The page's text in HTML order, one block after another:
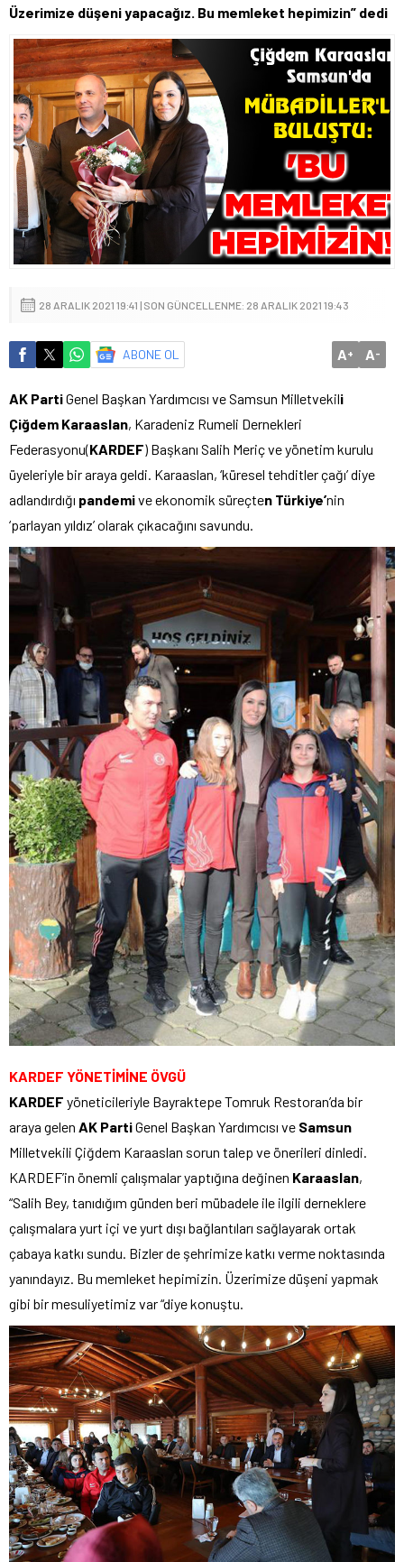
Üzerimize düşeni yapacağız. Bu memleket hepimizin” dedi
28 ARALIK 2021 19:41 | SON GÜNCELLENME: 28 ARALIK 2021 19:43
ABONE OL A+ A-
AK PartiGenel Başkan Yardımcısı ve Samsun Milletvekili
Çiğdem Karaaslan, Karadeniz Rumeli Dernekleri
Federasyonu(KARDEF) Başkanı Salih Meriç ve yönetim kurulu
üyeleriyle bir araya geldi. Karaaslan, ‘küresel tehditler çağı’ diye
adlandırdığı pandemive ekonomik süreçten Türkiye’nin
‘parlayan yıldız’ olarak çıkacağını savundu.
KARDEF YÖNETİMİNE ÖVGÜ
KARDEF yöneticileriyle Bayraktepe Tomruk Restoran’da bir
araya gelen AK PartiGenel Başkan Yardımcısı ve Samsun
Milletvekili Çiğdem Karaaslan sorun talep ve önerileri dinledi.
KARDEF’in önemli çalışmalar yaptığına değinen Karaaslan,
“Salih Bey, tanıdığım günden beri mübadele ile ilgili derneklere
çalışmalara yurt içi ve yurt dışı bağlantıları sağlayarak ortak
çabaya katkı sundu. Bizler de şehrimize katkı verme noktasında
yanındayız. Bu memleket hepimizin. Üzerimize düşeni yapmak
gibi bir mesuliyetimiz var “diye konuştu.